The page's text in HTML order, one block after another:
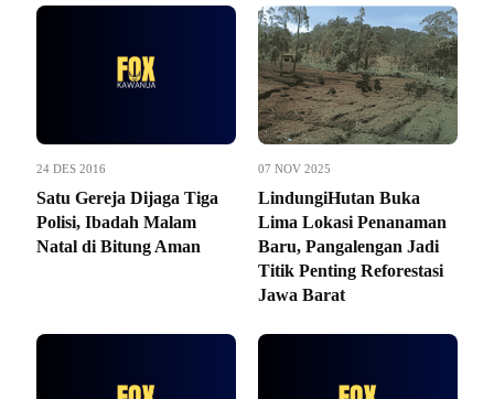
24 DES 2016
Satu Gereja Dijaga Tiga
Polisi, Ibadah Malam
Natal di Bitung Aman
07 NOV 2025
LindungiHutan Buka
Lima Lokasi Penanaman
Baru, Pangalengan Jadi
Titik Penting Reforestasi
Jawa Barat